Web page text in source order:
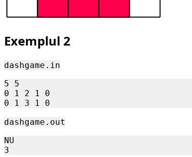
Exemplul 2
dashgame.in
5 5
0 1 2 1 0
dashgame.out
NU